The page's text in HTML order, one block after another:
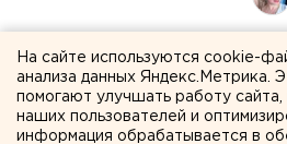
В Госдуме хотят
правила
маткапитала
На сайте используются cookie-
анализа данных Яндекс.Метрика.
помогают улучшать работу
наших пользователей и
информация обрабатывается в